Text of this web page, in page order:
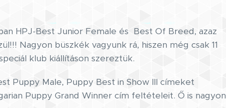
HPJ-Best Junior Female és Best Of Breed, azaz
Nagyon büszkék vagyunk rá, hiszen még csak 11
klub kiállításon szereztük.
Puppy Male, Puppy Best in Show III címeket
Puppy Grand Winner cím feltételeit. Ő is nagyon